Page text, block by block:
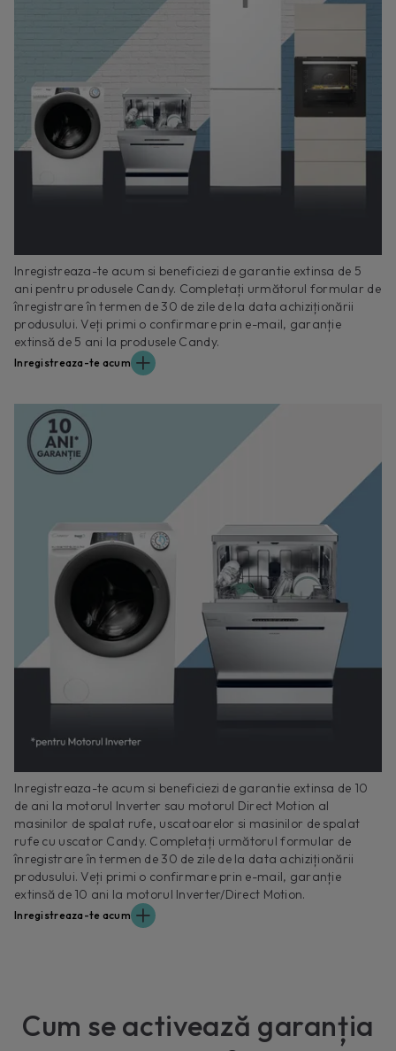
Inregistreaza-te acum si beneficiezi de garantie extinsa de 5
ani pentru produsele Candy. Completați următorul formular de
înregistrare în termen de 30 de zile de la data achiziționării
produsului. Veți primi o confirmare prin e-mail, garanție
extinsă de 5 ani la produsele Candy.
Inregistreaza-te acum
Inregistreaza-te acum si beneficiezi de garantie extinsa de 10
de ani la motorul Inverter sau motorul Direct Motion al
masinilor de spalat rufe, uscatoarelor si masinilor de spalat
rufe cu uscator Candy. Completați următorul formular de
înregistrare în termen de 30 de zile de la data achiziționării
produsului. Veți primi o confirmare prin e-mail, garanție
extinsă de 10 ani la motorul Inverter/Direct Motion.
Inregistreaza-te acum
Cum se activează garanția